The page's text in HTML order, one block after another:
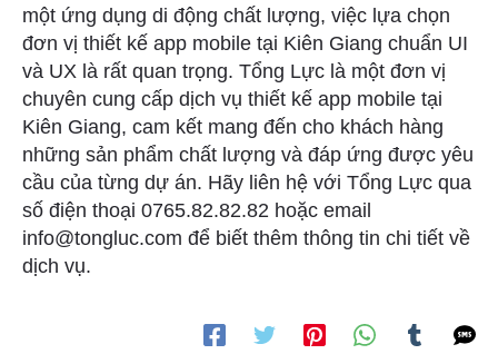
một ứng dụng di động chất lượng, việc lựa chọn
đơn vị thiết kế app mobile tại Kiên Giang chuẩn UI
và UX là rất quan trọng. Tổng Lực là một đơn vị
chuyên cung cấp dịch vụ thiết kế app mobile tại
Kiên Giang, cam kết mang đến cho khách hàng
những sản phẩm chất lượng và đáp ứng được yêu
cầu của từng dự án. Hãy liên hệ với Tổng Lực qua
số điện thoại 0765.82.82.82 hoặc email
info@tongluc.com để biết thêm thông tin chi tiết về
dịch vụ.